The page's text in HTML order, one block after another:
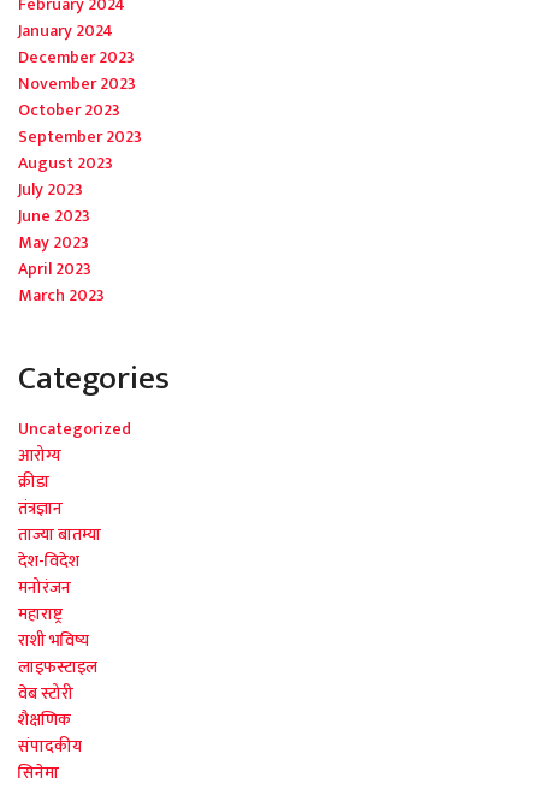
January 2024
December 2023
November 2023
October 2023
September 2023
August 2023
July 2023
June 2023
May 2023
April 2023
March 2023
Categories
Uncategorized
आरोग्य
क्रीडा
तंत्रज्ञान
ताज्या बातम्या
देश-विदेश
मनोरंजन
महाराष्ट्र
राशी भविष्य
लाइफस्टाइल
वेब स्टोरी
शैक्षणिक
संपादकीय
सिनेमा